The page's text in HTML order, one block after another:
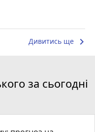
Дивитись ще keyboard_arrow_right
за сьогодні